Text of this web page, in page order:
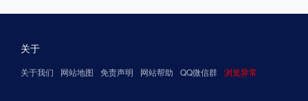
关于
关于我们 网站地图 免责声明 网站帮助 QQ微信群 浏览异常